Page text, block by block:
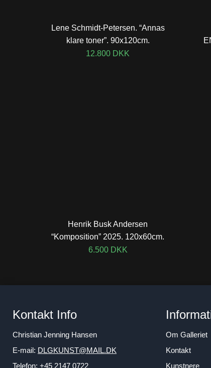
Lene Schmidt-Petersen. “Annas
klare toner”. 90x120cm.
12.800 DKK
Henrik Busk Andersen
“Komposition” 2025. 120x60cm.
6.500 DKK
Kontakt Info
Christian Jenning Hansen
E-mail: DLGKUNST@MAIL.DK
Telefon: +45 2147 0722
Om Galleriet
Kontakt
Kunstnere